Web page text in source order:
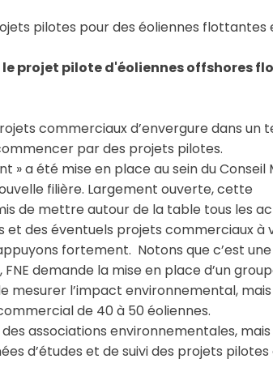
pilotes pour des éoliennes flottantes
le projet pilote d'éoliennes offshores
commerciaux d’envergure dans un
par des projets pilotes.
» a été mise en place au sein du Conseil
filière. Largement ouverte, cette
de mettre autour de la table tous les
et des éventuels projets commerciaux à
fortement. Notons que c’est une
demande la mise en place d’un
mesurer l’impact environnemental,
de 40 à 50 éoliennes.
associations environnementales, mais
d’études et de suivi des projets